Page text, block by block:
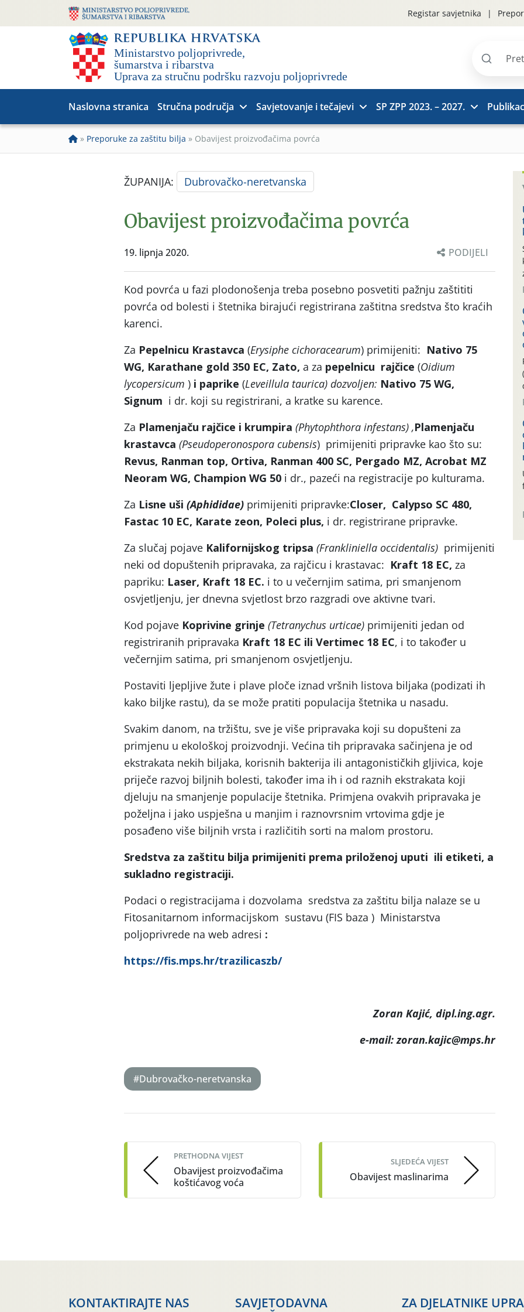
Registar savjetnika
Pretraži
Naslovna stranica Stručna područja Savjetovanje i tečajevi SP ZPP 2023. – 2027.
» Preporuke za zaštitu bilja » Obavijest proizvođačima povrća
ŽUPANIJA: Dubrovačko-neretvanska
Obavijest proizvođačima povrća
19. lipnja 2020. PODIJELI
Kod povrća u fazi plodonošenja treba posebno posvetiti pažnju zaštititi
povrća od bolesti i štetnika birajući registrirana zaštitna sredstva što kraćih
karenci.
Za Pepelnicu Krastavca (Erysiphe cichoracearum) primijeniti: Nativo 75
WG, Karathane gold 350 EC, Zato, a za pepelnicu rajčice (Oidium
lycopersicum ) i paprike (Leveillula taurica) dozvoljen: Nativo 75 WG,
Signum i dr. koji su registrirani, a kratke su karence.
Za Plamenjaču rajčice i krumpira (Phytophthora infestans) ,Plamenjaču
krastavca (Pseudoperonospora cubensis) primijeniti pripravke kao što su:
Revus, Ranman top, Ortiva, Ranman 400 SC, Pergado MZ, Acrobat MZ
Neoram WG, Champion WG 50 i dr., pazeći na registracije po kulturama.
Za Lisne uši (Aphididae) primijeniti pripravke:Closer, Calypso SC 480,
Fastac 10 EC, Karate zeon, Poleci plus, i dr. registrirane pripravke.
Za slučaj pojave Kalifornijskog tripsa (Frankliniella occidentalis) primijeniti
neki od dopuštenih pripravaka, za rajčicu i krastavac: Kraft 18 EC, za
papriku: Laser, Kraft 18 EC. i to u večernjim satima, pri smanjenom
osvjetljenju, jer dnevna svjetlost brzo razgradi ove aktivne tvari.
Kod pojave Koprivine grinje (Tetranychus urticae) primijeniti jedan od
registriranih pripravaka Kraft 18 EC ili Vertimec 18 EC, i to također u
večernjim satima, pri smanjenom osvjetljenju.
Postaviti ljepljive žute i plave ploče iznad vršnih listova biljaka (podizati ih
kako biljke rastu), da se može pratiti populacija štetnika u nasadu.
Svakim danom, na tržištu, sve je više pripravaka koji su dopušteni za
primjenu u ekološkoj proizvodnji. Većina tih pripravaka sačinjena je od
ekstrakata nekih biljaka, korisnih bakterija ili antagonističkih gljivica, koje
priječe razvoj biljnih bolesti, također ima ih i od raznih ekstrakata koji
djeluju na smanjenje populacije štetnika. Primjena ovakvih pripravaka je
poželjna i jako uspješna u manjim i raznovrsnim vrtovima gdje je
posađeno više biljnih vrsta i različitih sorti na malom prostoru.
Sredstva za zaštitu bilja primijeniti prema priloženoj uputi ili etiketi, a
sukladno registraciji.
Podaci o registracijama i dozvolama sredstva za zaštitu bilja nalaze se u
Fitosanitarnom informacijskom sustavu (FIS baza ) Ministarstva
poljoprivrede na web adresi :
https://fis.mps.hr/trazilicaszb/
Zoran Kajić, dipl.ing.agr.
e-mail: zoran.kajic@mps.hr
#Dubrovačko-neretvanska
navigation
PRETHODNA VIJEST
Obavijest proizvođačima
koštićavog voća
SLJEDEĆA VIJEST
Obavijest maslinarima
KONTAKTIRAJTE NAS
SAVJETODAVNA
ZA DJELATNIKE